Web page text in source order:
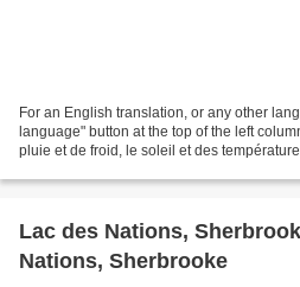
For an English translation, or any other
language" button at the top of the left
pluie et de froid, le soleil et des
Lac des Nations,
Nations, Sherbrooke